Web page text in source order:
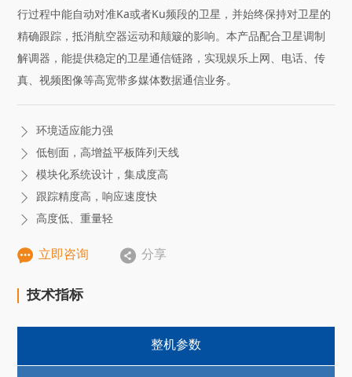
行过程中能自动对准Ka或者Ku频段的卫星，并始终保持对卫星的
精确跟踪，抵消航空器运动和颠簸的影响。本产品配合卫星调制
解调器，能提供稳定的卫星通信链路，实现娱乐上网、电话、传
真、视频图像等高宽带多媒体数据通信业务。
 环境适应能力强
 低刨面，高增益平板阵列天线
 模块化系统设计，集成度高
 跟踪精度高，响应速度快
 高度低、重量轻
 立即咨询  分享
技术指标
整机参数